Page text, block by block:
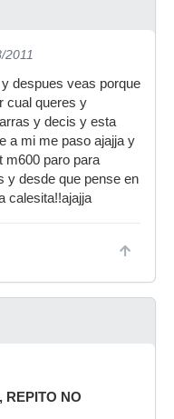
2011
despues veas porque
cual queres y
y decis y esta
a mi me paso ajajja y
m600 paro para
y desde que pense en
calesita!!ajajja
REPITO NO